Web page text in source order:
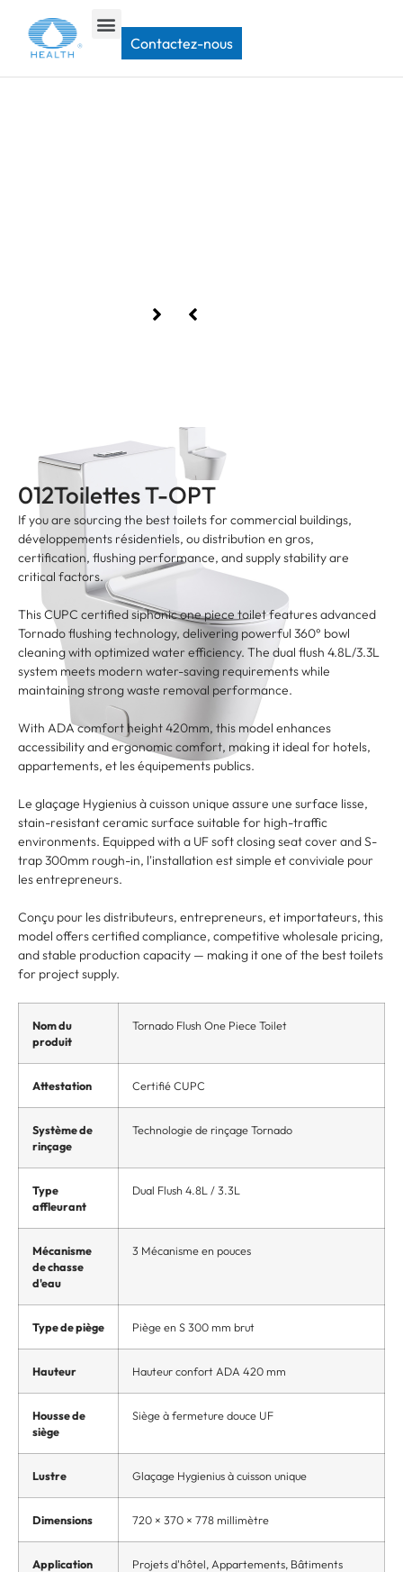
Contactez-nous
Maison
012Toilettes T-OPT
If you are sourcing the best toilets for commercial buildings,
développements résidentiels, ou distribution en gros,
certification, flushing performance, and supply stability are
critical factors.
This CUPC certified siphonic one piece toilet features advanced
Tornado flushing technology, delivering powerful 360° bowl
cleaning with optimized water efficiency. The dual flush 4.8L/3.3L
system meets modern water-saving requirements while
maintaining strong waste removal performance.
With ADA comfort height 420mm, this model enhances
accessibility and ergonomic comfort, making it ideal for hotels,
appartements, et les équipements publics.
Le glaçage Hygienius à cuisson unique assure une surface lisse,
stain-resistant ceramic surface suitable for high-traffic
environments. Equipped with a UF soft closing seat cover and S-
trap 300mm rough-in, l'installation est simple et conviviale pour
les entrepreneurs.
Conçu pour les distributeurs, entrepreneurs, et importateurs, this
model offers certified compliance, competitive wholesale pricing,
and stable production capacity — making it one of the best toilets
for project supply.
Nom du
produit
Tornado Flush One Piece Toilet
Attestation Certifié CUPC
Système de
rinçage
Technologie de rinçage Tornado
Type
affleurant
Dual Flush 4.8L / 3.3L
Mécanisme
de chasse
d'eau
3 Mécanisme en pouces
Type de piège Piège en S 300 mm brut
Hauteur Hauteur confort ADA 420 mm
Housse de
siège
Siège à fermeture douce UF
Lustre Glaçage Hygienius à cuisson unique
Dimensions 720 × 370 × 778 millimètre
Application
Projets d'hôtel, Appartements, Bâtiments